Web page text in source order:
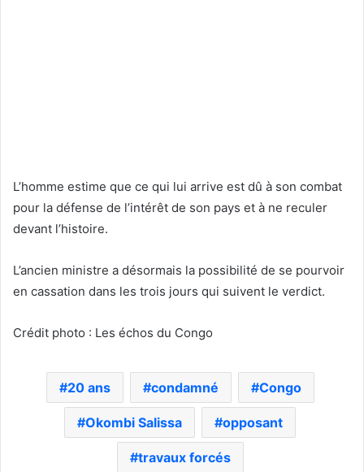
L’homme estime que ce qui lui arrive est dû à son combat
pour la défense de l’intérêt de son pays et à ne reculer
devant l’histoire.
L’ancien ministre a désormais la possibilité de se pourvoir
en cassation dans les trois jours qui suivent le verdict.
Crédit photo : Les échos du Congo
20 ans condamné Congo
Okombi Salissa opposant
travaux forcés